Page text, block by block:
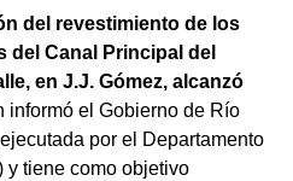
del revestimiento de los
del Canal Principal del
en J.J. Gómez, alcanzó
informó el Gobierno de Río
por el Departamento
y tiene como objetivo